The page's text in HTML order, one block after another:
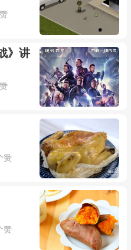
slightly says: " Majesty
: “ 陛下说话, 小子理应
competition ability
转化为生产力.【互联
》讲
赞
赞